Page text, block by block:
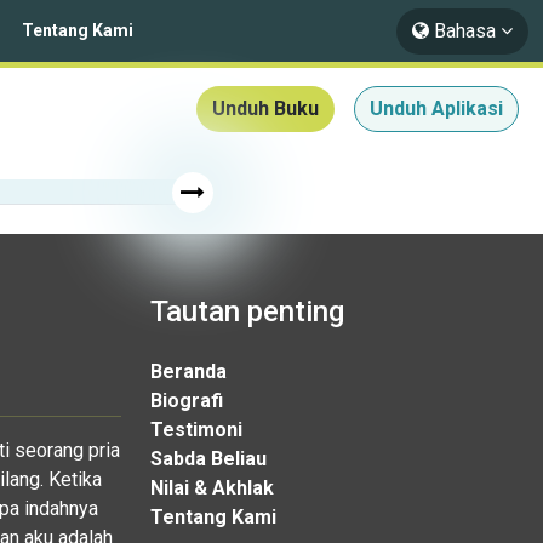
Tentang Kami Bahasa
Unduh Buku Unduh Aplikasi
seorang pria
Ketika
indahnya
aku adalah
Tautan penting
Beranda
Biografi
Testimoni
Sabda Beliau
Nilai & Akhlak
Tentang Kami